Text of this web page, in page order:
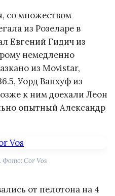
со множеством
из Розеларе в
Евгений Гидич из
немедленно
из Movistar,
Уорд Ванхуф из
к ним доехали Леон
опытный Александр
Фото: Cor Vos
от пелотона на 4